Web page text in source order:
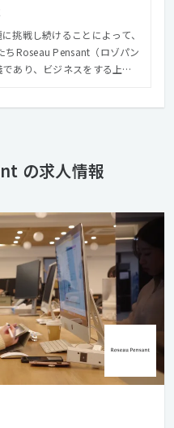
挑戦し続けることによって、
ちRoseau Pensant（ロゾパン
あり、ビジネスをする上で
の求人情報